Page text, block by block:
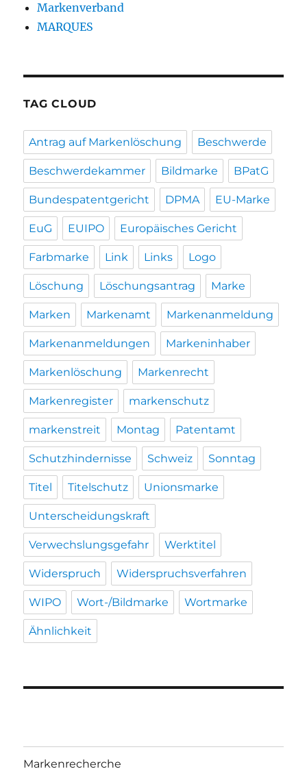
Markenverband
MARQUES
TAG CLOUD
Antrag auf Markenlöschung Beschwerde
Beschwerdekammer Bildmarke BPatG
Bundespatentgericht DPMA EU-Marke
EuG EUIPO Europäisches Gericht
Farbmarke Link Links Logo
Löschung Löschungsantrag Marke
Marken Markenamt Markenanmeldung
Markenanmeldungen Markeninhaber
Markenlöschung Markenrecht
Markenregister markenschutz
markenstreit Montag Patentamt
Schutzhindernisse Schweiz Sonntag
Titel Titelschutz Unionsmarke
Unterscheidungskraft
Verwechslungsgefahr Werktitel
Widerspruch Widerspruchsverfahren
WIPO Wort-/Bildmarke Wortmarke
Ähnlichkeit
Markenrecherche